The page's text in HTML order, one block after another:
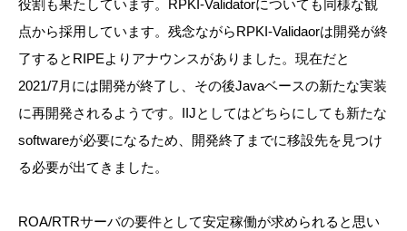
役割も果たしています。RPKI-Validatorについても同様な観
点から採用しています。残念ながらRPKI-Validaorは開発が終
了するとRIPEよりアナウンスがありました。現在だと
2021/7月には開発が終了し、その後Javaベースの新たな実装
に再開発されるようです。IIJとしてはどちらにしても新たな
softwareが必要になるため、開発終了までに移設先を見つけ
る必要が出てきました。
ROA/RTRサーバの要件として安定稼働が求められると思い